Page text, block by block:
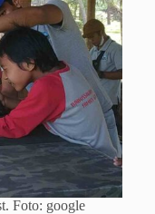
Foto: google